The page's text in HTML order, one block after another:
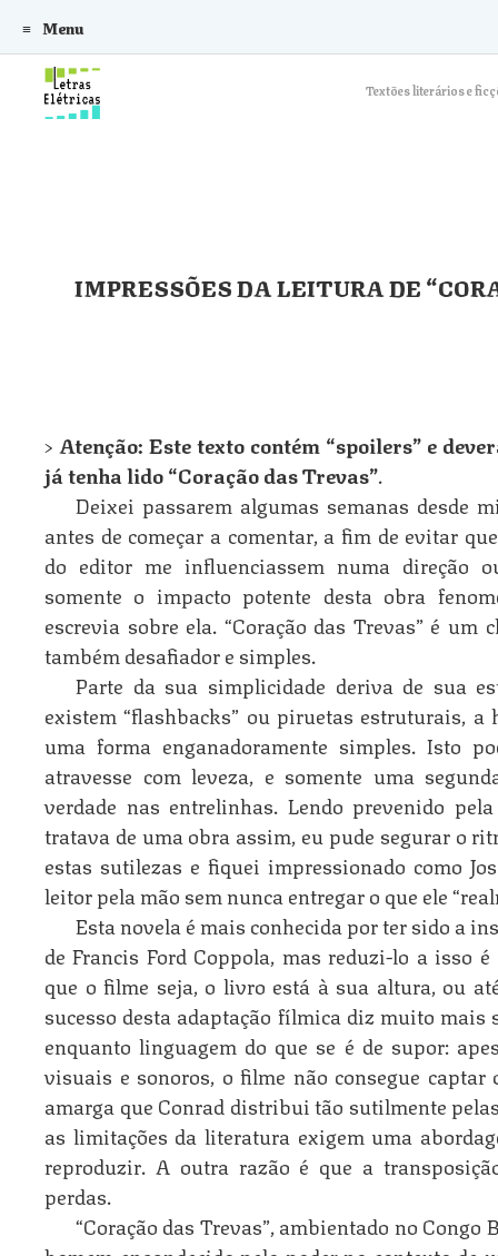
Textões literários e
Menu
Skip to content
IMPRESSÕES DA LEITURA DE
>Atenção: Este texto contém “spoilers” e
já tenha lido “Coração das Trevas”.
Deixei passarem algumas semanas desde
antes de começar a comentar, a fim de evitar
do editor me influenciassem numa direção
somente o impacto potente desta obra
escrevia sobre ela. “Coração das Trevas” é
também desafiador e simples.
Parte da sua simplicidade deriva de sua
existem “flashbacks” ou piruetas estruturais,
uma forma enganadoramente simples. Isto
atravesse com leveza, e somente uma
verdade nas entrelinhas. Lendo prevenido
tratava de uma obra assim, eu pude segurar o
estas sutilezas e fiquei impressionado como
leitor pela mão sem nunca entregar o que ele
Esta novela é mais conhecida por ter sido a
de Francis Ford Coppola, mas reduzi-lo a isso
que o filme seja, o livro está à sua altura, ou
sucesso desta adaptação fílmica diz muito mais
enquanto linguagem do que se é de supor:
visuais e sonoros, o filme não consegue
amarga que Conrad distribui tão sutilmente
as limitações da literatura exigem uma
reproduzir. A outra razão é que a
perdas.
“Coração das Trevas”, ambientado no Congo